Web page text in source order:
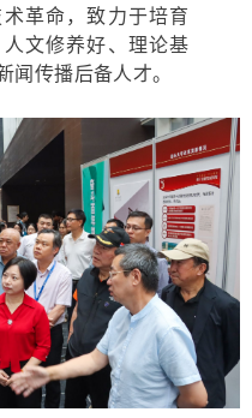
革命，致力于培育
文修养好、理论基
闻传播后备人才。